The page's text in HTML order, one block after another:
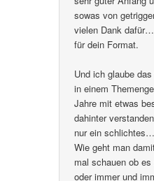
sowas von
vielen Dank
für dein Format.
Und ich glaube
in einem
Jahre mit etwas
dahinter
nur ein
Wie geht man
mal schauen ob
oder immer und